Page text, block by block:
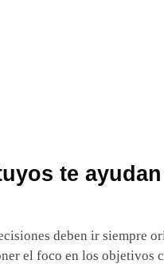
te
deben ir siempre
el foco en los objetivos